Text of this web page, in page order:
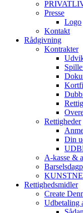
Presse
Logo
Kontakt
Rådgivning
Kontrakter
Rettigheder
Din
A-kasse &
Rettighedsmidler
Create
Udbetaling